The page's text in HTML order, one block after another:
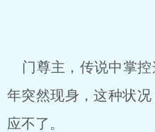
门尊主，传说中掌控
年突然现身，这种状
应不了。